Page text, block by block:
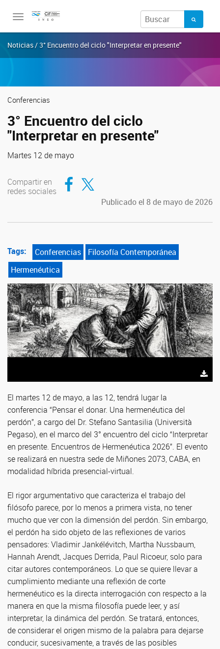
Toggle
Noticias / 3° Encuentro del ciclo "Interpretar en presente"
Conferencias
3° Encuentro del ciclo
"Interpretar en presente"
Martes 12 de mayo
Compartir en
redes sociales
Compartir en Facebook
Compartir en Twitter
Publicado el 8 de mayo de 2026
Tags: Conferencias
Filosofía Contemporánea
Hermenéutica
El martes 12 de mayo, a las 12, tendrá lugar la
conferencia “Pensar el donar. Una hermenéutica del
perdón”, a cargo del Dr. Stefano Santasilia (Università
Pegaso), en el marco del 3° encuentro del ciclo “Interpretar
en presente. Encuentros de Hermenéutica 2026”. El evento
se realizará en nuestra sede de Miñones 2073, CABA, en
modalidad híbrida presencial-virtual.
El rigor argumentativo que caracteriza el trabajo del
filósofo parece, por lo menos a primera vista, no tener
mucho que ver con la dimensión del perdón. Sin embargo,
el perdón ha sido objeto de las reflexiones de varios
pensadores: Vladimir Jankélévitch, Martha Nussbaum,
Hannah Arendt, Jacques Derrida, Paul Ricoeur, solo para
citar autores contemporáneos. Lo que se quiere llevar a
cumplimiento mediante una reflexión de corte
hermenéutico es la directa interrogación con respecto a la
manera en que la misma filosofía puede leer, y así
interpretar, la dinámica del perdón. Se tratará, entonces,
de considerar el origen mismo de la palabra para dejarse
conducir, sucesivamente, a través de las posibles